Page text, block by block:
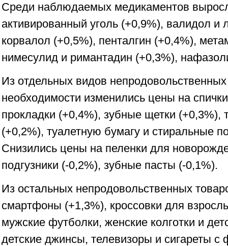
Среди наблюдаемых медикаментов
активированный уголь (+0,9%), валидол и
корвалол (+0,5%), пенталгин (+0,4%),
нимесулид и римантадин (+0,3%),
Из отдельных видов
необходимости изменились цены на
прокладки (+0,4%), зубные щетки (+0,3%),
(+0,2%), туалетную бумагу и стиральные
Снизились цены на пеленки для
подгузники (-0,2%), зубные пасты (-0,1%).
Из остальных непродовольственных
смартфоны (+1,3%), кроссовки для
мужские футболки, женские колготки и
детские джинсы, телевизоры и сигареты с